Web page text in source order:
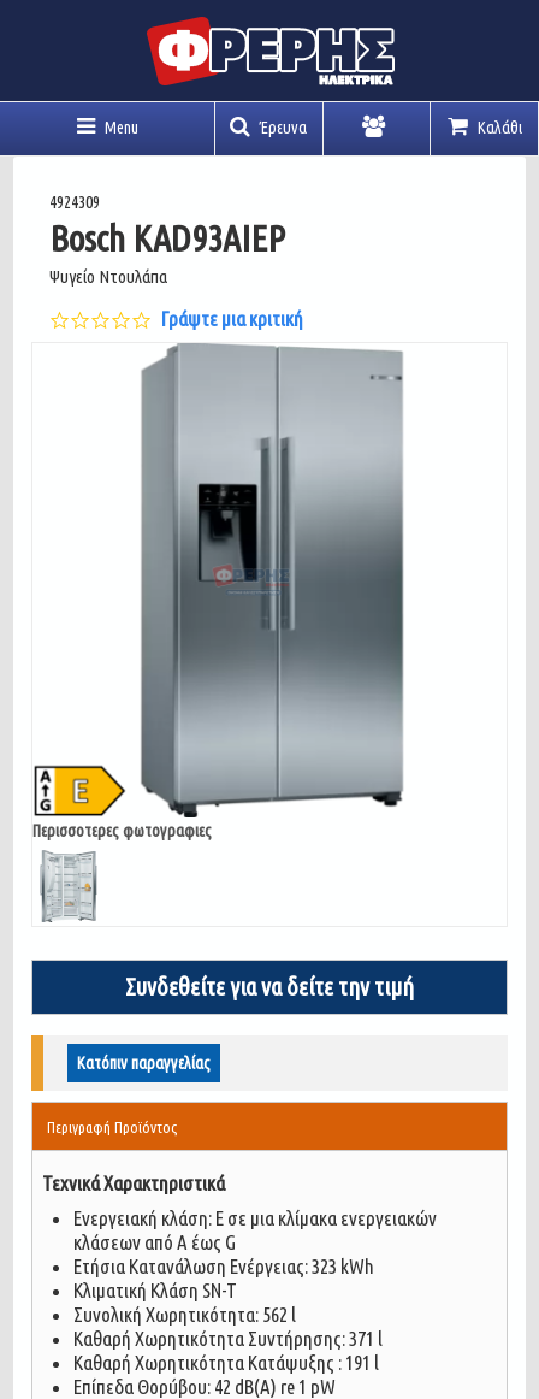
Menu Έρευνα Καλάθι
4924309
Bosch KAD93AIEP
Ψυγείο Ντουλάπα
0.0
star
rating
Γράψτε μια κριτική
Περισσοτερες φωτογραφιες
Συνδεθείτε για να δείτε την τιμή
Κατόπιν παραγγελίας
Περιγραφή Προϊόντος
Τεχνικά Χαρακτηριστικά
Ενεργειακή κλάση: Ε σε μια κλίμακα ενεργειακών
κλάσεων από A έως G
Ετήσια Κατανάλωση Ενέργειας: 323 kWh
Κλιματική Κλάση SN-T
Συνολική Χωρητικότητα: 562 l
Καθαρή Χωρητικότητα Συντήρησης: 371 l
Καθαρή Χωρητικότητα Κατάψυξης : 191 l
Επίπεδα Θορύβου: 42 dB(A) re 1 pW